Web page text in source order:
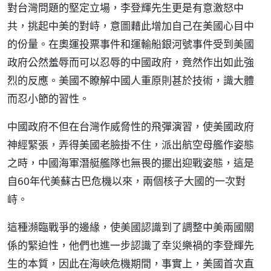
對台灣問題的堅定立場，李登輝先生更是有意激怒中
共，挑起中美的對峙，意圖藉此增加自己在美國心目中
的份量。在奧運投票事件和運輸船銀河號事件受到美國
政府公然羞辱而可以忍辱的中國政府，竟然作出如此強
烈的反應。美國不瞭解中國人重原則甚於技術，識大體
而忍小節的習性。
中國政府不但在台灣作威脅性的飛彈演習，使美國政府
神經緊張，弄得美國老臉掛不住，派出航空母艦作姿態
之時，中國海軍潛艇艦隊也無畏的擺出迎戰姿態，這是
自60年代美蘇古巴危機以來，兩個核子大國的一次對
峙。
這種瀕臨戰爭的邊緣，使美國認識到了調整中美兩國關
係的緊迫性，他們也進一步認識了幸災樂禍的李登輝先
生的本質，因此在海峽危機期間，事實上，美國首次直